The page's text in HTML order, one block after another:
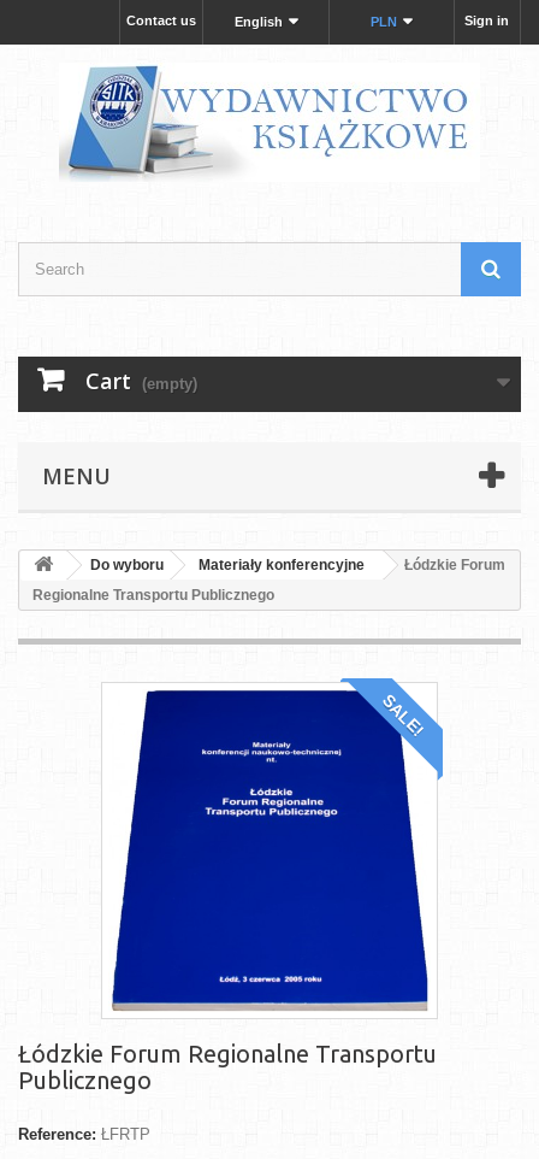
Sign in
PLN
English
Contact us
Cart (empty)
MENU
Do wyboru Materiały konferencyjne
Łódzkie Forum
Regionalne Transportu Publicznego
SALE!
Łódzkie Forum Regionalne Transportu
Publicznego
Reference: ŁFRTP